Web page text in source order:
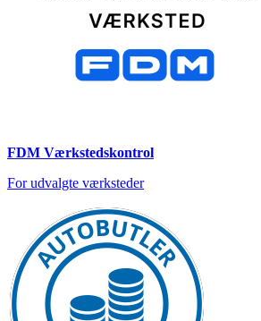
FDM Værkstedskontrol
For udvalgte værksteder